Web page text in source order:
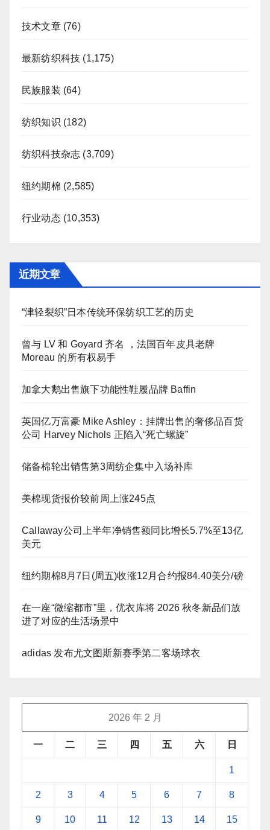
技术文章(76)
最新纺织科技 (1,175)
民族服装 (64)
纺织知识 (182)
纺织科技杂志 (3,709)
纽约期棉 (2,585)
行业动态(10,353)
近期文章
“津轻裂织”日本传统环保纺织工艺的历史
曾与 LV 和 Goyard 齐名 ，法国百年皮具老牌
Moreau 的所有权易手
加拿大鹅出售旗下功能性鞋履品牌 Baffin
英国亿万富豪 Mike Ashley：挂牌出售的奢侈品百货
公司 Harvey Nichols 正陷入“死亡螺旋”
储备棉轮出销售第3周纺企集中入场补库
美棉现货报价较前周上涨245点
Callaway公司上半年净销售额同比增长5.7%至13亿
美元
纽约期棉8月7日(周五)收涨12月合约报84.40美分/磅
在一座“微缩都市”里，优衣库将 2026 秋冬新品们放
进了对应的生活场景中
adidas 发布尤文图斯新赛季第二客场球衣
2026 年 2 月
一 二 三 四 五 六 日
1
2 3 4 5 6 7 8
9 10 11 12 13 14 15